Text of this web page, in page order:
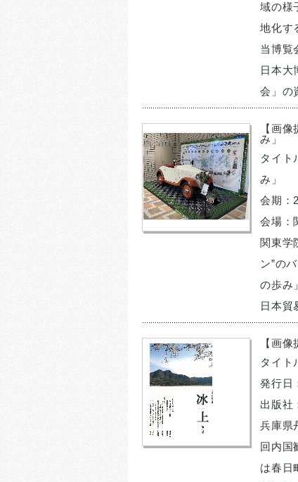
域の様
地化す
当博覧
日本大
会」の
【画
み」
タイト
み」
会期：
会場：
関東学
ン”の
の歩み
日本貿
【画
タイト
発行日
出版社
兵庫県
回内国
は春日